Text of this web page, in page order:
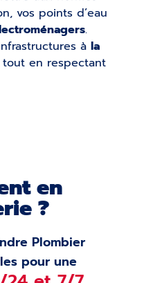
vos points d’eau
.
àla
tout en respectant
en
?
Plombier
pour une